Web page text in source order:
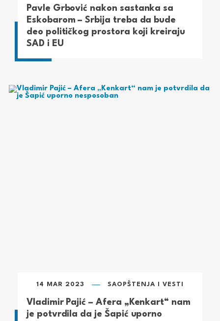
Pavle Grbović nakon sastanka sa
Eskobarom – Srbija treba da bude
deo političkog prostora koji kreiraju
SAD i EU
14 MAR 2023 SAOPŠTENJA I VESTI
Vladimir Pajić – Afera „Kenkart“ nam
je potvrdila da je Šapić uporno